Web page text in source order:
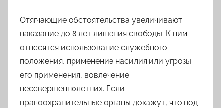
Отягчающие обстоятельства увеличивают
наказание до 8 лет лишения свободы. К ним
относятся использование служебного
положения, применение насилия или угрозы
его применения, вовлечение
несовершеннолетних. Если
правоохранительные органы докажут, что под